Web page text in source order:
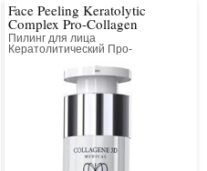
Face Peeling Keratolytic
Complex Pro-Collagen
Пилинг для лица
Кератолитический Про-